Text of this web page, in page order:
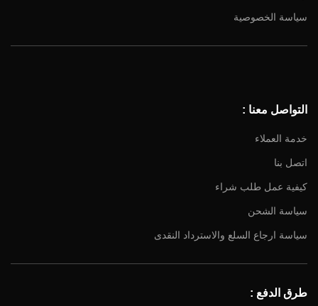
سياسة الخصوصية
التواصل معنا :
خدمة العملاء
اتصل بنا
كيفية عمل طلب شراء
سياسة الشحن
سياسة ارجاع السلع والاسترداد النقدى
طرق الدفع :